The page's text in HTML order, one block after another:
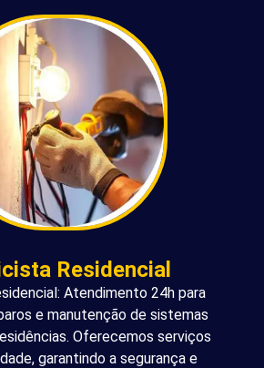
Residencial
Atendimento 24h para
e manutenção de sistemas
Oferecemos serviços
garantindo a segurança e